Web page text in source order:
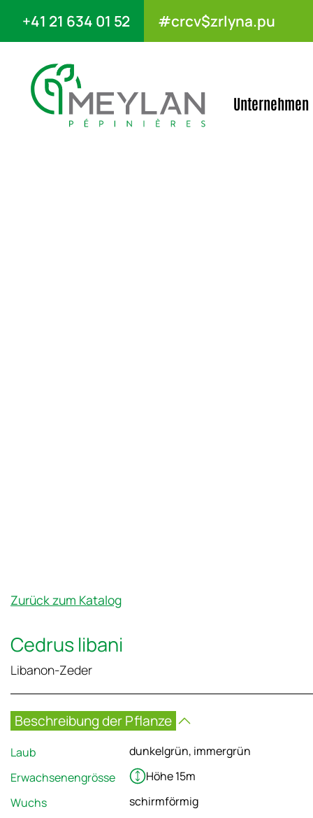
+41 21 634 01 52 #crcv$zrlyna.pu
Unternehmen
Zurück zum Katalog
Cedrus libani
Libanon-Zeder
Beschreibung der Pflanze
Laub
dunkelgrün, immergrün
Erwachsenengrösse
Höhe 15m
Wuchs
schirmförmig